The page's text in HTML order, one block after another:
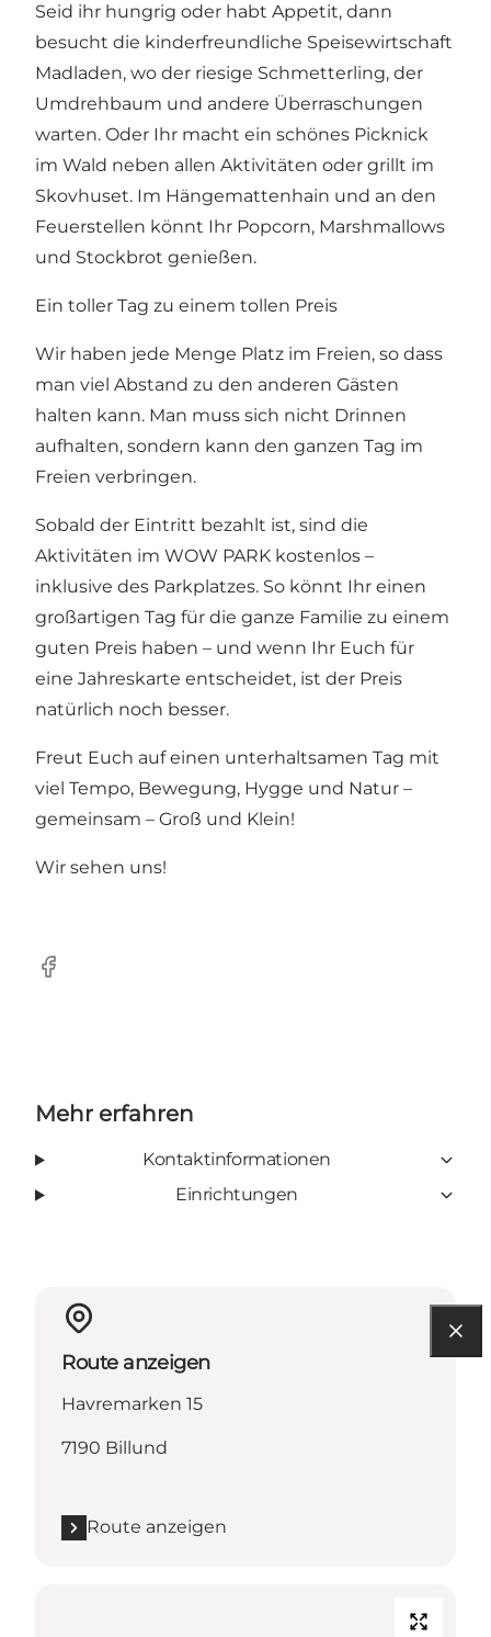
Seid ihr hungrig oder habt Appetit, dann
besucht die kinderfreundliche Speisewirtschaft
Madladen, wo der riesige Schmetterling, der
Umdrehbaum und andere Überraschungen
warten. Oder Ihr macht ein schönes Picknick
im Wald neben allen Aktivitäten oder grillt im
Skovhuset. Im Hängemattenhain und an den
Feuerstellen könnt Ihr Popcorn, Marshmallows
und Stockbrot genießen.
Ein toller Tag zu einem tollen Preis
Wir haben jede Menge Platz im Freien, so dass
man viel Abstand zu den anderen Gästen
halten kann. Man muss sich nicht Drinnen
aufhalten, sondern kann den ganzen Tag im
Freien verbringen.
Sobald der Eintritt bezahlt ist, sind die
Aktivitäten im WOW PARK kostenlos –
inklusive des Parkplatzes. So könnt Ihr einen
großartigen Tag für die ganze Familie zu einem
guten Preis haben – und wenn Ihr Euch für
eine Jahreskarte entscheidet, ist der Preis
natürlich noch besser.
Freut Euch auf einen unterhaltsamen Tag mit
viel Tempo, Bewegung, Hygge und Natur –
gemeinsam – Groß und Klein!
Wir sehen uns!
Facebook
Mehr erfahren
Kontaktinformationen
Einrichtungen
Route anzeigen
Havremarken 15
7190 Billund
Route anzeigen